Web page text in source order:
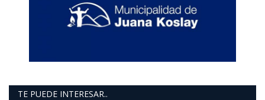
TE PUEDE INTERESAR..